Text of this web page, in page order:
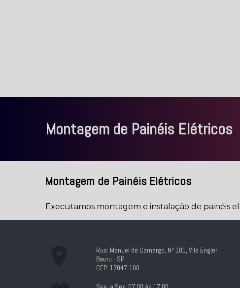
Montagem de Painéis Elétricos
Montagem de Painéis Elétricos
Executamos montagem e instalação de painéis
Rua: Manuel de Camargo, Nº 181, Vila Engler
Bauru - SP
CEP: 17047-100